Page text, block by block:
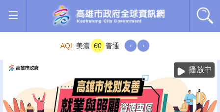
跳到主要內容區塊
AQI: 美濃 60 普通 ‹ ›
播放中